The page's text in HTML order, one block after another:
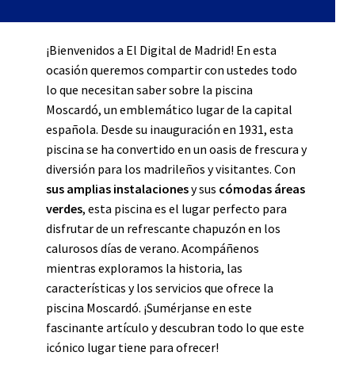
¡Bienvenidos a El Digital de Madrid! En esta
ocasión queremos compartir con ustedes todo
lo que necesitan saber sobre la piscina
Moscardó, un emblemático lugar de la capital
española. Desde su inauguración en 1931, esta
piscina se ha convertido en un oasis de frescura y
diversión para los madrileños y visitantes. Con
sus amplias instalacionesy sus cómodas áreas
verdes, esta piscina es el lugar perfecto para
disfrutar de un refrescante chapuzón en los
calurosos días de verano. Acompáñenos
mientras exploramos la historia, las
características y los servicios que ofrece la
piscina Moscardó. ¡Sumérjanse en este
fascinante artículo y descubran todo lo que este
icónico lugar tiene para ofrecer!